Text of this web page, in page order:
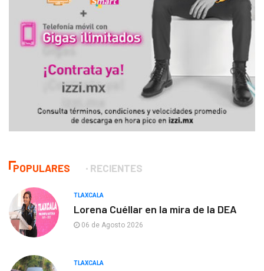
POPULARES RECIENTES
TLAXCALA
Lorena Cuéllar en la mira de la DEA
06 de Agosto 2026
TLAXCALA